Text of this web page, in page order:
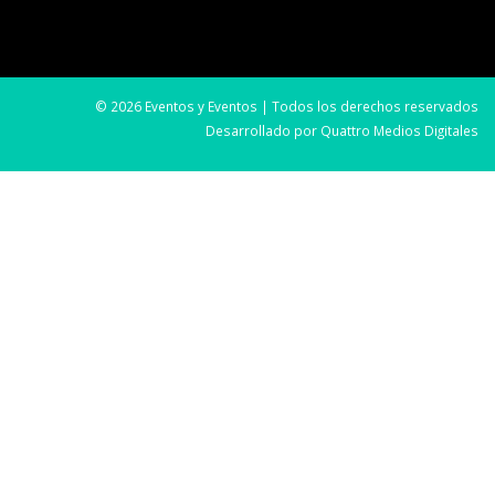
© 2026 Eventos y Eventos | Todos los derechos reservados
Desarrollado por Quattro Medios Digitales